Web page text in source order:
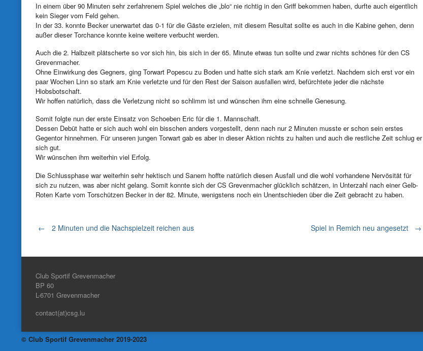
In einem über 90 Minuten sehr zerfahrenem Spiel welches die „blo“ nie richtig in den Griff bekommen haben, durfte auch eigentlich
kein Sieger vom Feld gehen.
In der 33. konnte Becker unerwartet das 0-1 für die Gäste erzielen, mit diesem Resultat sollte es auch in die Kabine gehen, denn
außer dieser Torchance konnte keine weitere verbucht werden.
Auch die 2. Halbzeit plätscherte so vor sich hin, bis sich in der 65. Minute etwas tun sollte und zwar nichts schönes für den CS
Grevenmacher.
Ohne Einwirkung des Gegners, ging Torwart Popescu zu Boden und hatte sich stark am Knie verletzt. Nachdem sich erst vor ein
paar Wochen Linn so stark am Knie verletzte und für den Rest der Saison ausfallen wird, befürchtete jeder die nächste
Hiobsbotschaft.
Wir hoffen natürlich, dass die Verletzung nicht so schlimm ist und wünschen ihm eine schnelle Genesung.
Somit folgte nun der erste Einsatz von Schoeben Eric für die 1. Mannschaft.
Dessen Debüt hatte er sich auch wohl ein bisschen anders vorgestellt, denn nach nur 2 Minuten musste er schon sein erstes
Gegentor hinnehmen. Für unseren jungen Torwart gab es aber in dieser Aktion nichts zu halten und auch die restliche Zeit schlug er
sich gut.
Wir wünschen ihm weiterhin viel Erfolg.
Die Schlussphase war weiterhin sehr hektisch und Sanem hoffte natürlich diesen Ausfall und die wohl vorhandene Nervösität für
sich zu nutzen, was aber nicht gelang. Somit konnte sich der CS Grevenmacher glücklich schätzen, in Unterzahl nach einer Gelb-
Roten Karte vom Torschützen Becker in der 82. Minute, wenigstens noch ein Unentschieden über die Zeit gebracht zu haben.
Post
navigation
← 2 Minuten und die Nachspielzeit reichen aus Spiel in Remich neu angesetzt →
Club Sportif Grevenmacher
BP 60
L-6701 Grevenmacher
contact(at)csg.lu
© Club Sportif Grevenmacher 2019-2023